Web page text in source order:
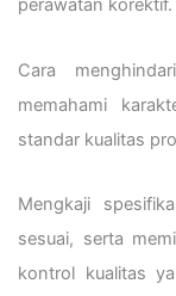
perawatan korektif.
Cara
memahami
standar kualitas
Mengkaji
sesuai, serta
kontrol kualitas